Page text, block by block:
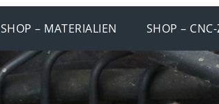
SHOP – MATERIALIEN SHOP –